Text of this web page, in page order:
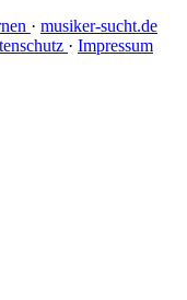
· musiker-sucht.de
· Impressum